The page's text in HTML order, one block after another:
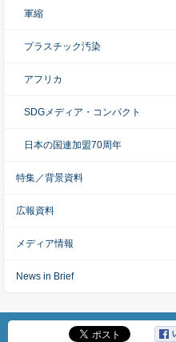
軍縮
プラスチック汚染
アフリカ
SDGメディア・コンパクト
日本の国連加盟70周年
特集／背景資料
広報資料
メディア情報
News in Brief